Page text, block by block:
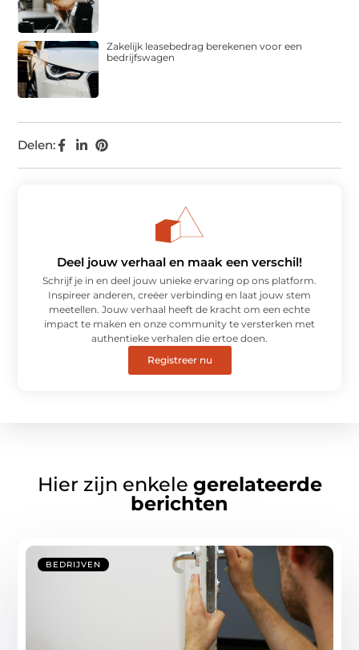
Delen:
Zakelijk leasebedrag berekenen voor een
bedrijfswagen
Deel jouw verhaal en maak een verschil!
Schrijf je in en deel jouw unieke ervaring op ons platform.
Inspireer anderen, creëer verbinding en laat jouw stem
meetellen. Jouw verhaal heeft de kracht om een echte
impact te maken en onze community te versterken met
authentieke verhalen die ertoe doen.
Registreer nu
Hier zijn enkele gerelateerde
berichten
BEDRIJVEN